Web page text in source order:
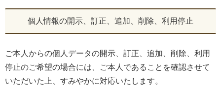
個人情報の開示、訂正、追加、削除、利用停止
ご本人からの個人データの開示、訂正、追加、削除、利用
停止のご希望の場合には、ご本人であることを確認させて
いただいた上、すみやかに対応いたします。